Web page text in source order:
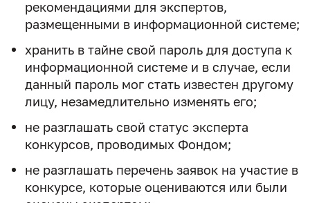
рекомендациями для экспертов,
размещенными в информационной системе;
хранить в тайне свой пароль для доступа к
информационной системе и в случае, если
данный пароль мог стать известен другому
лицу, незамедлительно изменять его;
не разглашать свой статус эксперта
конкурсов, проводимых Фондом;
не разглашать перечень заявок на участие в
конкурсе, которые оцениваются или были